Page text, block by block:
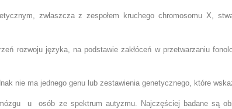
zwłaszcza z zespołem kruchego chromosomu X,
rozwoju języka, na podstawie zakłóceń w przetwarzaniu
nie ma jednego genu lub zestawienia genetycznego, które
u osób ze spektrum autyzmu. Najczęściej badane są